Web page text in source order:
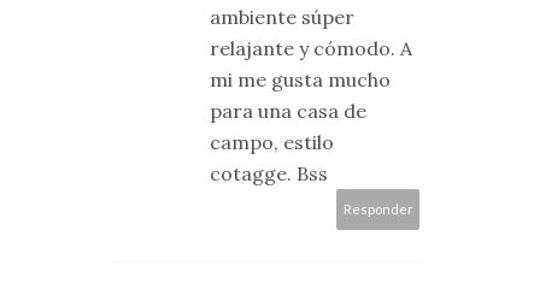
ambiente súper
relajante y cómodo. A
mi me gusta mucho
para una casa de
campo, estilo
cotagge. Bss
Responder